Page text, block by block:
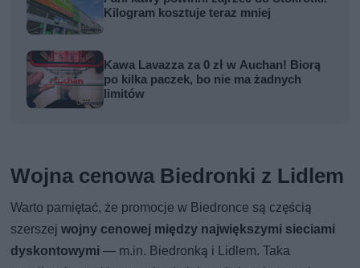
Kilogram kosztuje teraz mniej
Kawa Lavazza za 0 zł w Auchan! Biorą
po kilka paczek, bo nie ma żadnych
limitów
Wojna cenowa Biedronki z Lidlem
Warto pamiętać, że promocje w Biedronce są częścią
szerszejwojny cenowej między największymi sieciami
dyskontowymi — m.in. Biedronką i Lidlem. Taka